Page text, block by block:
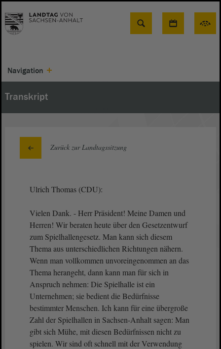
Suche
Navigation
Transkript
Zurück zur Landtagssitzung
Ulrich Thomas (CDU):
Vielen Dank. - Herr Präsident! Meine Damen und
Herren! Wir beraten heute über den Gesetzentwurf
zum Spielhallengesetz. Man kann sich diesem
Thema aus unterschiedlichen Richtungen nähern.
Wenn man vollkommen unvoreingenommen an das
Thema herangeht, dann kann man für sich in
Anspruch nehmen: Die Spielhalle ist ein
Unternehmen; sie bedient die Bedürfnisse
bestimmter Menschen. Ich kann für eine übergroße
Zahl der Spielhallen in Sachsen-Anhalt sagen: Man
gibt sich Mühe, mit diesen Bedürfnissen nicht zu
spielen. Wir sind oft schnell mit der Verwendung